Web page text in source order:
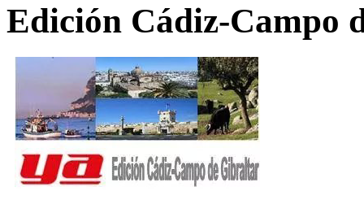
Edición Cádiz-Campo